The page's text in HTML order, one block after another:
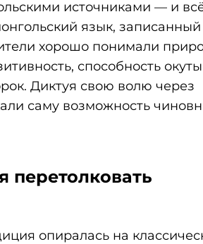
источниками — и
язык, записанный
хорошо понимали
способность
Диктуя свою волю через
саму возможность
перетолковать
опиралась на